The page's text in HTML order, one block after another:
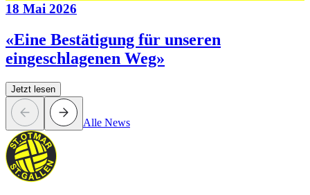
18 Mai 2026
«Eine Bestätigung für unseren
eingeschlagenen Weg»
Jetzt lesen
Alle News